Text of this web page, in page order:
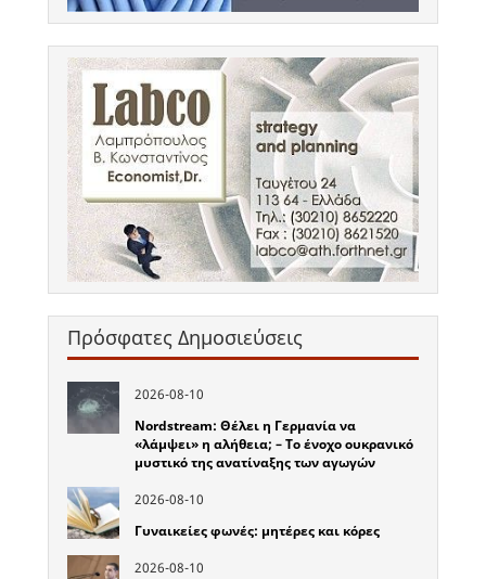
Πρόσφατες Δημοσιεύσεις
2026-08-10
Nordstream: Θέλει η Γερμανία να
«λάμψει» η αλήθεια; – Το ένοχο ουκρανικό
μυστικό της ανατίναξης των αγωγών
2026-08-10
Γυναικείες φωνές: μητέρες και κόρες
2026-08-10